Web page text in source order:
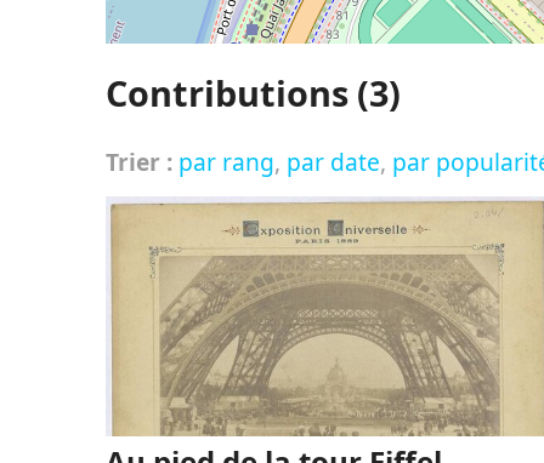
Contributions (3)
Trier : par rang, par date, par